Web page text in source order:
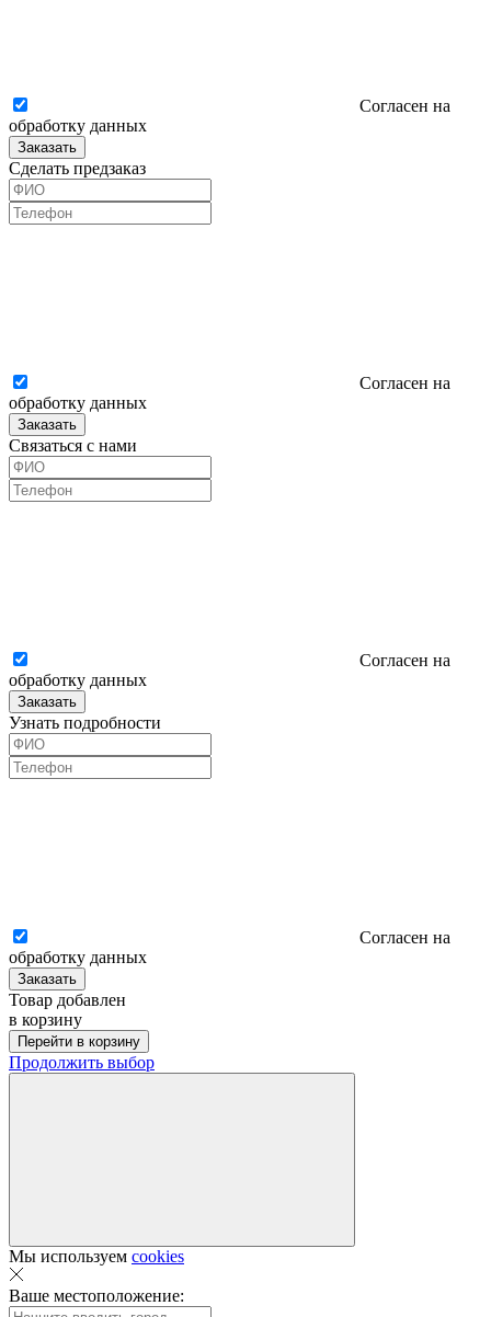
Согласен на
обработку данных
Заказать
Сделать предзаказ
Согласен на
обработку данных
Заказать
Связаться с нами
Согласен на
обработку данных
Заказать
Узнать подробности
Согласен на
обработку данных
Заказать
Товар добавлен
в корзину
Перейти в корзину
Продолжить выбор
Мы используем cookies
Ваше местоположение: